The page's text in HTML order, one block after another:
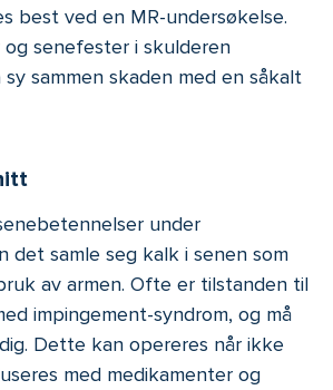
best ved en MR-undersøkelse.
og senefester i skulderen
sammen skaden med en såkalt
under
det samle seg kalk i senen som
av armen. Ofte er tilstanden til
impingement-syndrom, og må
Dette kan opereres når ikke
med medikamenter og